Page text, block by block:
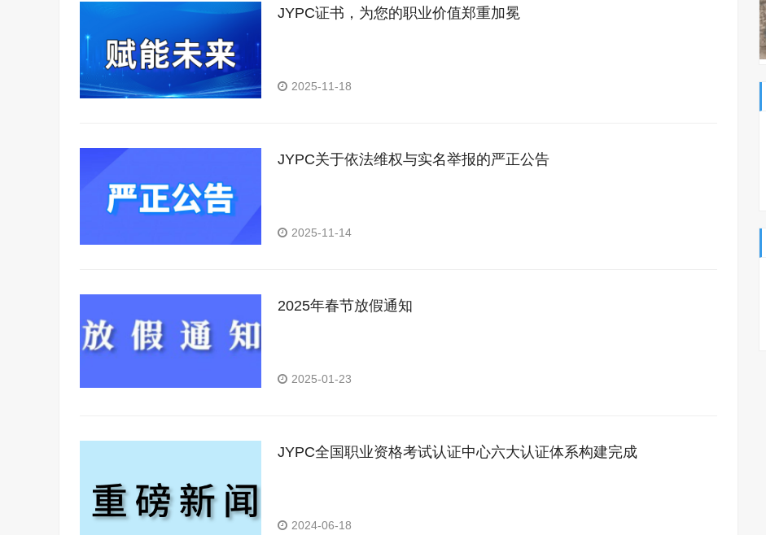
JYPC证书，为您的职业价值郑重加冕
2025-11-18
JYPC关于依法维权与实名举报的严正公告
2025-11-14
2025年春节放假通知
2025-01-23
JYPC全国职业资格考试认证中心六大认证体系构建完成
2024-06-18